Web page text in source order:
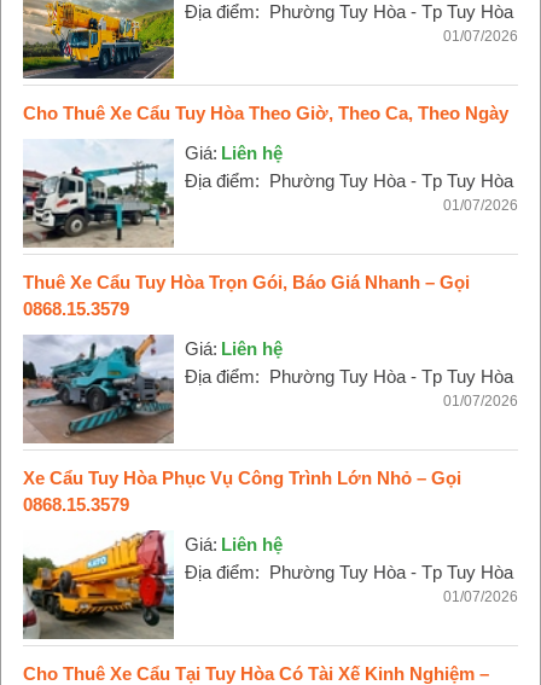
Địa điểm: Phường Tuy Hòa - Tp Tuy Hòa
01/07/2026
Cho Thuê Xe Cẩu Tuy Hòa Theo Giờ, Theo Ca, Theo Ngày
Giá: Liên hệ
Địa điểm: Phường Tuy Hòa - Tp Tuy Hòa
01/07/2026
Thuê Xe Cẩu Tuy Hòa Trọn Gói, Báo Giá Nhanh – Gọi
0868.15.3579
Giá: Liên hệ
Địa điểm: Phường Tuy Hòa - Tp Tuy Hòa
01/07/2026
Xe Cẩu Tuy Hòa Phục Vụ Công Trình Lớn Nhỏ – Gọi
0868.15.3579
Giá: Liên hệ
Địa điểm: Phường Tuy Hòa - Tp Tuy Hòa
01/07/2026
Cho Thuê Xe Cẩu Tại Tuy Hòa Có Tài Xế Kinh Nghiệm –